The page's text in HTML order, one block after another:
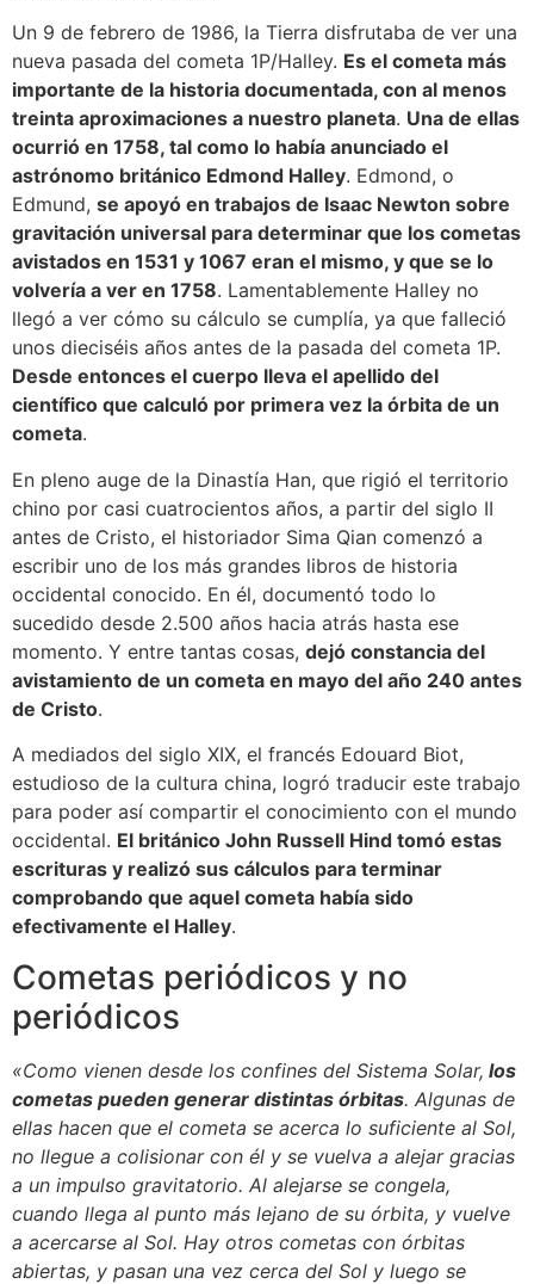
Un 9 de febrero de 1986, la Tierra disfrutaba de ver una
nueva pasada del cometa 1P/Halley. Es el cometa más
importante de la historia documentada, con al menos
treinta aproximaciones a nuestro planeta. Una de ellas
ocurrió en 1758, tal como lo había anunciado el
astrónomo británico Edmond Halley. Edmond, o
Edmund, se apoyó en trabajos de Isaac Newton sobre
gravitación universal para determinar que los cometas
avistados en 1531 y 1067 eran el mismo, y que se lo
volvería a ver en 1758. Lamentablemente Halley no
llegó a ver cómo su cálculo se cumplía, ya que falleció
unos dieciséis años antes de la pasada del cometa 1P.
Desde entonces el cuerpo lleva el apellido del
científico que calculó por primera vez la órbita de un
cometa.
En pleno auge de la Dinastía Han, que rigió el territorio
chino por casi cuatrocientos años, a partir del siglo II
antes de Cristo, el historiador Sima Qian comenzó a
escribir uno de los más grandes libros de historia
occidental conocido. En él, documentó todo lo
sucedido desde 2.500 años hacia atrás hasta ese
momento. Y entre tantas cosas, dejó constancia del
avistamiento de un cometa en mayo del año 240 antes
de Cristo.
A mediados del siglo XIX, el francés Edouard Biot,
estudioso de la cultura china, logró traducir este trabajo
para poder así compartir el conocimiento con el mundo
occidental. El británico John Russell Hind tomó estas
escrituras y realizó sus cálculos para terminar
comprobando que aquel cometa había sido
efectivamente el Halley.
Cometas periódicos y no
periódicos
«Como vienen desde los confines del Sistema Solar, los
cometas pueden generar distintas órbitas. Algunas de
ellas hacen que el cometa se acerca lo suficiente al Sol,
no llegue a colisionar con él y se vuelva a alejar gracias
a un impulso gravitatorio. Al alejarse se congela,
cuando llega al punto más lejano de su órbita, y vuelve
a acercarse al Sol. Hay otros cometas con órbitas
abiertas, y pasan una vez cerca del Sol y luego se